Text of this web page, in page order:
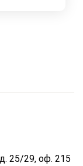
25/29, оф. 215